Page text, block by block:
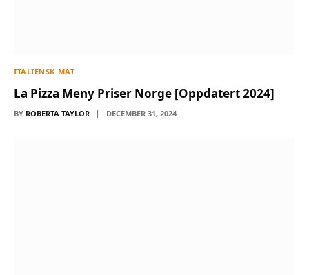
ITALIENSK MAT
La Pizza Meny Priser Norge [Oppdatert 2024]
BY ROBERTA TAYLOR DECEMBER 31, 2024